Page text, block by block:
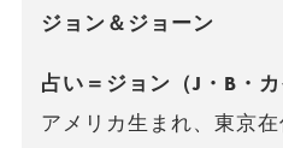
ジョン＆ジョーン
占い＝ジョン（J・B・カ
アメリカ生まれ、東京